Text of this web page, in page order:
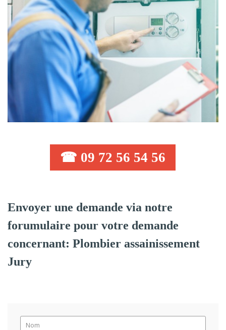
☎ 09 72 56 54 56
Envoyer une demande via notre
forumulaire pour votre demande
concernant: Plombier assainissement
Jury